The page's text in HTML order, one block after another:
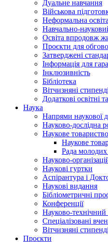
Дуальне навчання
Військова
Неформальна освіта
Навчально-
Освіта впродовж
Проєкти для
Затверджені
Інформація для
Інклюзивність
Бібліотека
Вітчизняні
Додаткові освітні
Наука
Напрями наукової
Науково-дослідна
Наукове
Наукове
Рада
Науково-
Наукові гуртки
Аспірантура і
Наукові видання
Бібліометричні
Конференції
Науково-
Спеціалізовані
Вітчизняні
Проєкти